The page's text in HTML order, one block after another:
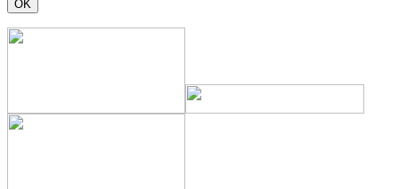
Constant
this
field